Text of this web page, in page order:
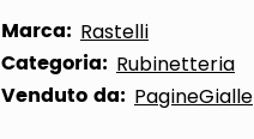
Marca: Rastelli
Categoria: Rubinetteria
Venduto da: PagineGialle